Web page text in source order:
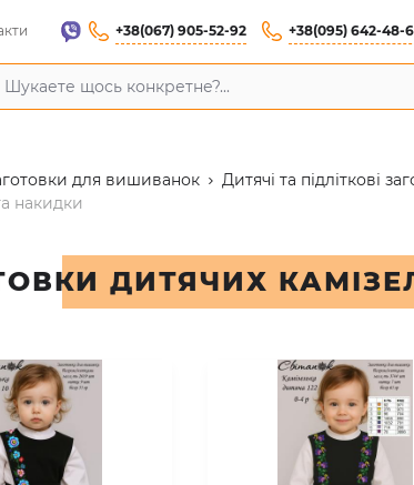
+38(067) 905-52-92 +38(095) 642-48-
для вишиванок
Дитячі та підліткові
накидки
ДИТЯЧИХ